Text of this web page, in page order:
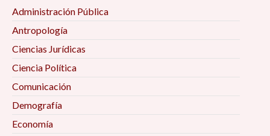
Administración Pública
Antropología
Ciencias Jurídicas
Ciencia Política
Comunicación
Demografía
Economía